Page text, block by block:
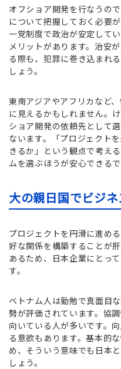
オフショア開発を行なうの
について把握しておく必要
一党制度で政治が安定して
メリットがあります。治安
る際も、犯罪に巻き込まれ
しょう。
東南アジアやアフリカなど
に見えるかもしれません。
ショア開発の依頼先として
ないます。「プロジェクト
きるか」という観点で考え
ムを選ぶほうが安心できるで
大の親日国でビジ
プロジェクトを円滑に進め
好な関係を構築することが
あるため、日本企業にとっ
す。
ベトナム人は勤勉で真面目
勢が評価されています。協
向いている人が多いです。
る意欲もあります。基本的
め、そういう意味でも日本
しょう。